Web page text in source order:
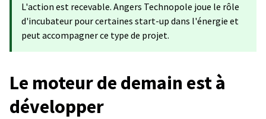
L'action est recevable. Angers Technopole joue le rôle
d'incubateur pour certaines start-up dans l'énergie et
peut accompagner ce type de projet.
Le moteur de demain est à
développer